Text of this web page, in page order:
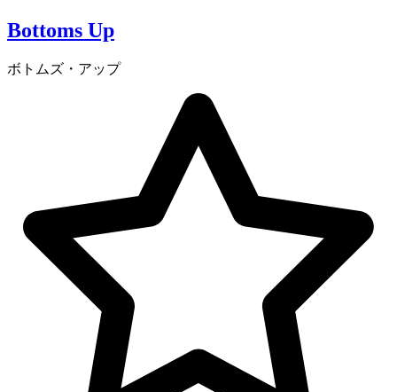
Bottoms Up
ボトムズ・アップ